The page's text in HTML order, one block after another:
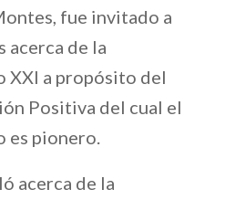
fue invitado a
acerca de la
XXI a propósito del
Positiva del cual el
es pionero.
acerca de la